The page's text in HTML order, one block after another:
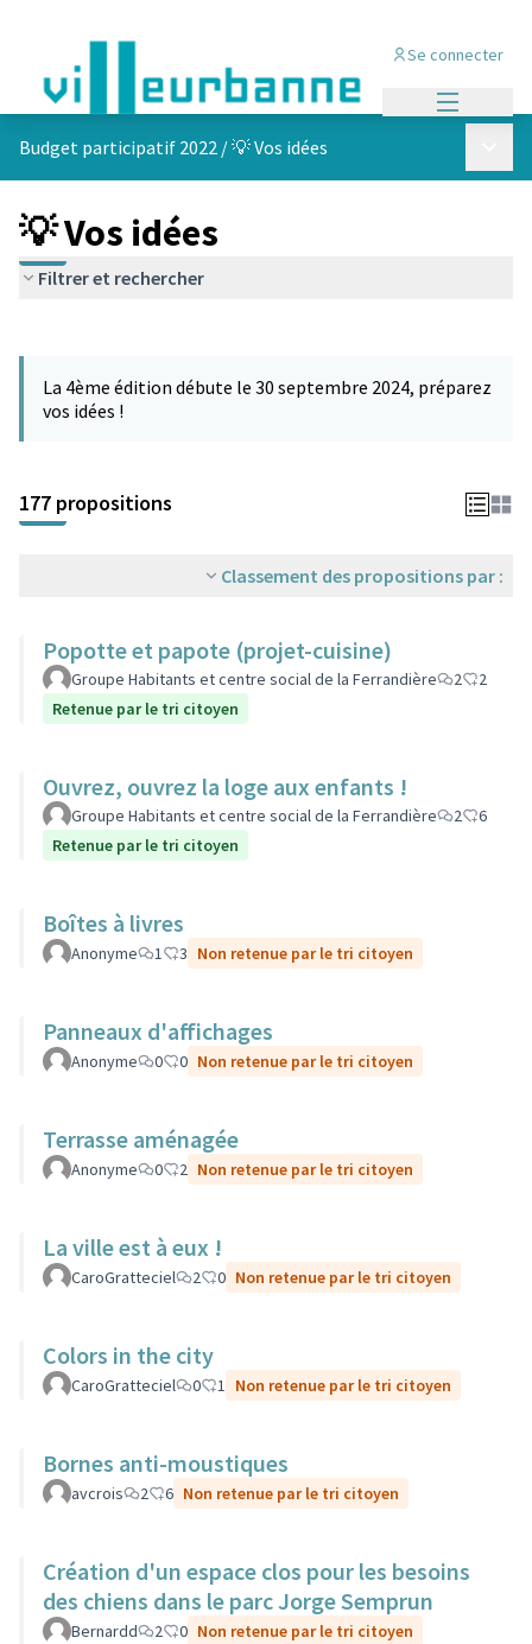
Se connecter
Budget participatif 2022 /💡 Vos idées
💡 Vos idées
Filtrer et rechercher
−
La 4ème édition débute le 30 septembre 2024, préparez
vos idées !
177 propositions
Classement des propositions par :
Popotte et papote (projet-cuisine)
Groupe Habitants et centre social de la Ferrandière 2
2
Retenue par le tri citoyen
Ouvrez, ouvrez la loge aux enfants !
Groupe Habitants et centre social de la Ferrandière 2
6
Retenue par le tri citoyen
Boîtes à livres
Anonyme 1 3 Non retenue par le tri citoyen
Panneaux d'affichages
Anonyme 0 0 Non retenue par le tri citoyen
Terrasse aménagée
Anonyme 0 2 Non retenue par le tri citoyen
La ville est à eux !
CaroGratteciel 2 0 Non retenue par le tri citoyen
Colors in the city
CaroGratteciel 0 1 Non retenue par le tri citoyen
Bornes anti-moustiques
avcrois 2 6 Non retenue par le tri citoyen
Création d'un espace clos pour les besoins
des chiens dans le parc Jorge Semprun
Bernardd 2 0 Non retenue par le tri citoyen